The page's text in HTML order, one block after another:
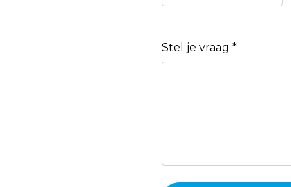
Stel je vraag *